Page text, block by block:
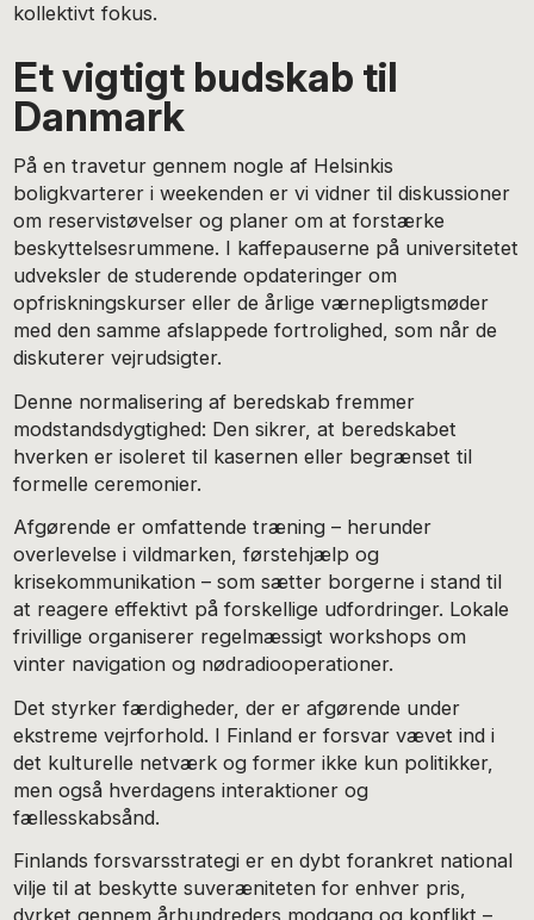
kollektivt fokus.
Et vigtigt budskab til
Danmark
På en travetur gennem nogle af Helsinkis
boligkvarterer i weekenden er vi vidner til diskussioner
om reservistøvelser og planer om at forstærke
beskyttelsesrummene. I kaffepauserne på universitetet
udveksler de studerende opdateringer om
opfriskningskurser eller de årlige værnepligtsmøder
med den samme afslappede fortrolighed, som når de
diskuterer vejrudsigter.
Denne normalisering af beredskab fremmer
modstandsdygtighed: Den sikrer, at beredskabet
hverken er isoleret til kasernen eller begrænset til
formelle ceremonier.
Afgørende er omfattende træning – herunder
overlevelse i vildmarken, førstehjælp og
krisekommunikation – som sætter borgerne i stand til
at reagere effektivt på forskellige udfordringer. Lokale
frivillige organiserer regelmæssigt workshops om
vinter navigation og nødradiooperationer.
Det styrker færdigheder, der er afgørende under
ekstreme vejrforhold. I Finland er forsvar vævet ind i
det kulturelle netværk og former ikke kun politikker,
men også hverdagens interaktioner og
fællesskabsånd.
Finlands forsvarsstrategi er en dybt forankret national
vilje til at beskytte suveræniteten for enhver pris,